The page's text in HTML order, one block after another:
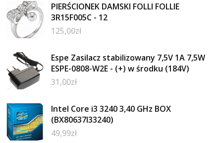
PIERŚCIONEK DAMSKI FOLLI FOLLIE
3R15F005C - 12
125,00zł
Espe Zasilacz stabilizowany 7,5V 1A 7,5W
ESPE-0808-W2E - (+) w środku (184V)
31,00zł
Intel Core i3 3240 3,40 GHz BOX
(BX80637I33240)
49,99zł